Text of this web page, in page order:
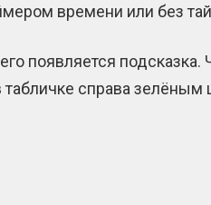
времени или без
появляется
справа